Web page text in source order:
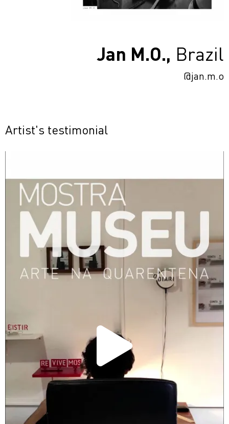
Jan M.O., Brazil
@jan.m.o
Artist's testimonial